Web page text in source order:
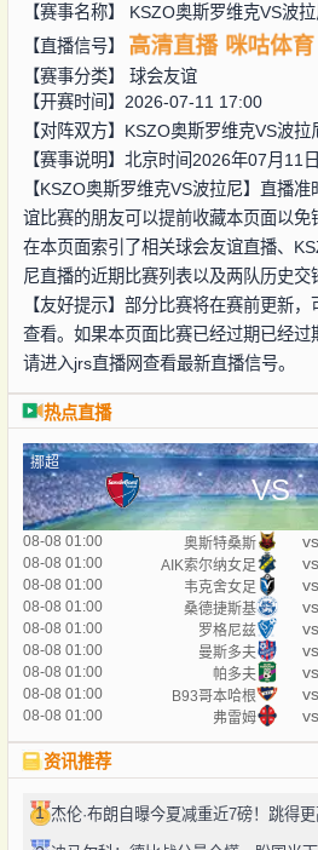
【赛事名称】 KSZO奥斯罗维克VS波
【直播信号】
高清直播 咪咕体育
【赛事分类】 球会友谊
【开赛时间】2026-07-11 17:00
【对阵双方】 KSZO奥斯罗维克VS波拉
【赛事说明】北京时间2026年07月11
【KSZO奥斯罗维克VS波拉尼】直播
谊比赛的朋友可以提前收藏本页面以
在本页面索引了相关球会友谊直播、
尼直播的近期比赛列表以及两队历史交
【友好提示】部分比赛将在赛前更新
查看。如果本页面比赛已经过期已经过
请进入jrs直播网查看最新直播信号。
热点直播
挪超
VS
08-08 01:00 奥斯特桑斯 vs
08-08 01:00
AIK索尔纳女足 vs
08-08 01:00
韦克舍女足 vs
08-08 01:00
桑德捷斯基 vs
08-08 01:00
罗格尼兹 vs
08-08 01:00
曼斯多夫 vs
08-08 01:00
帕多夫 vs
08-08 01:00
B93哥本哈根 vs
08-08 01:00
弗雷姆 vs
资讯推荐
1